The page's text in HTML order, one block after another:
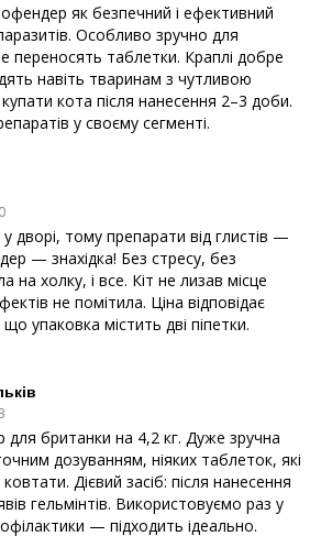
як безпечний і ефективний
Особливо зручно для
переносять таблетки. Краплі добре
навіть тваринам з чутливою
кота після нанесення 2–3 доби.
у своєму сегменті.
дворі, тому препарати від глистів —
— знахідка! Без стресу, без
холку, і все. Кіт не лизав місце
не помітила. Ціна відповідає
упаковка містить дві піпетки.
британки на 4,2 кг. Дуже зручна
дозуванням, ніяких таблеток, які
Дієвий засіб: після нанесення
гельмінтів. Використовуємо раз у
— підходить ідеально.